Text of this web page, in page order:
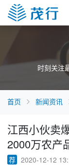
时刻关注
首页 新闻资讯
江西小伙卖
2000万农产
荐 2020-12-12